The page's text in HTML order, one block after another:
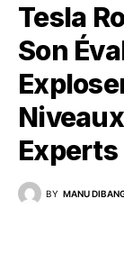
Tesla
Son
Experts
BY MANU